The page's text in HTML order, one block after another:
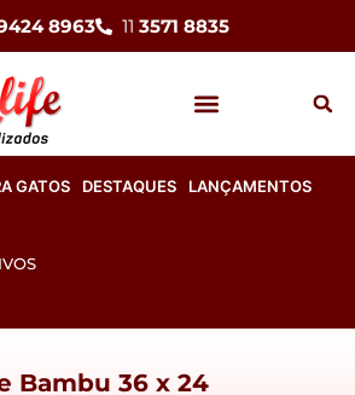
8963 11 3571 8835
GATOS DESTAQUES
LANÇAMENTOS
Bambu 36 x 24